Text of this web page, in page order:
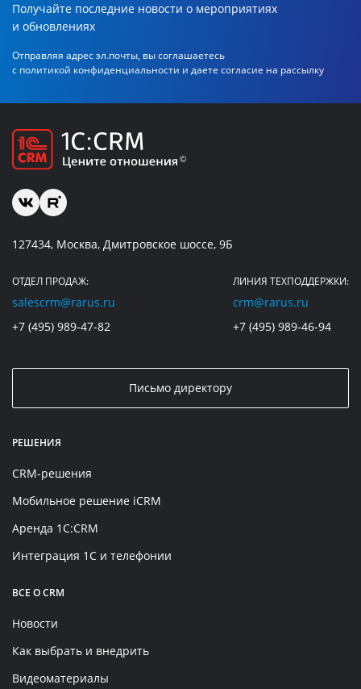
Получайте последние новости о мероприятиях
и обновлениях
Отправляя адрес эл.почты, вы соглашаетесь
с политикой конфиденциальности и даете согласие на рассылку
127434, Москва, Дмитровское шоссе, 9Б
ОТДЕЛ ПРОДАЖ:
salescrm@rarus.ru
+7 (495) 989-47-82
ЛИНИЯ ТЕХПОДДЕРЖКИ:
crm@rarus.ru
+7 (495) 989-46-94
Письмо директору
РЕШЕНИЯ
CRM-решения
Мобильное решение iCRM
Аренда 1C:CRM
Интеграция 1С и телефонии
ВСЕ О CRM
Новости
Как выбрать и внедрить
Видеоматериалы